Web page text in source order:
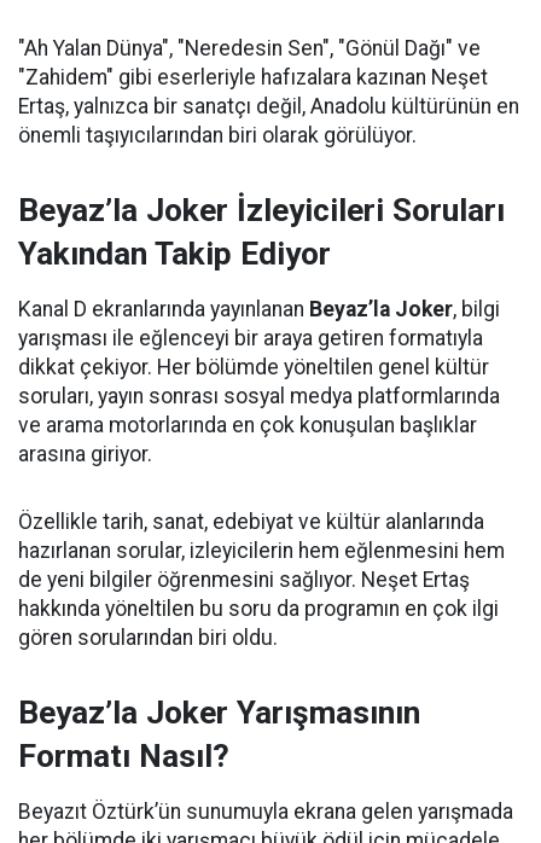
"Ah Yalan Dünya", "Neredesin Sen", "Gönül Dağı" ve
"Zahidem" gibi eserleriyle hafızalara kazınan Neşet
Ertaş, yalnızca bir sanatçı değil, Anadolu kültürünün en
önemli taşıyıcılarından biri olarak görülüyor.
Beyaz’la Joker İzleyicileri Soruları
Yakından Takip Ediyor
Kanal D ekranlarında yayınlanan Beyaz’la Joker, bilgi
yarışması ile eğlenceyi bir araya getiren formatıyla
dikkat çekiyor. Her bölümde yöneltilen genel kültür
soruları, yayın sonrası sosyal medya platformlarında
ve arama motorlarında en çok konuşulan başlıklar
arasına giriyor.
Özellikle tarih, sanat, edebiyat ve kültür alanlarında
hazırlanan sorular, izleyicilerin hem eğlenmesini hem
de yeni bilgiler öğrenmesini sağlıyor. Neşet Ertaş
hakkında yöneltilen bu soru da programın en çok ilgi
gören sorularından biri oldu.
Beyaz’la Joker Yarışmasının
Formatı Nasıl?
Beyazıt Öztürk’ün sunumuyla ekrana gelen yarışmada